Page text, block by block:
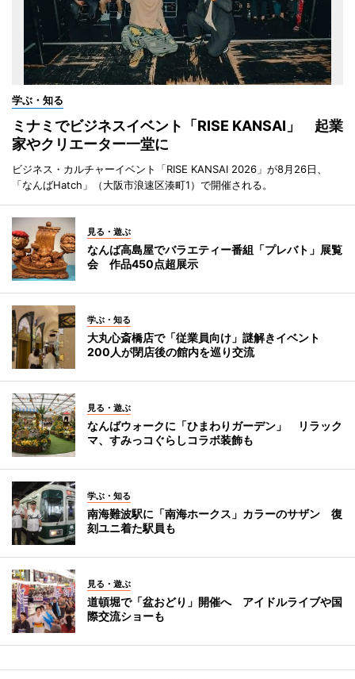
学ぶ・知る
ミナミでビジネスイベント「RISE KANSAI」 起業
家やクリエーター一堂に
ビジネス・カルチャーイベント「RISE KANSAI 2026」が8月26日、
「なんばHatch」（大阪市浪速区湊町1）で開催される。
見る・遊ぶ
なんば高島屋でバラエティー番組「プレバト」展覧
会 作品450点超展示
学ぶ・知る
大丸心斎橋店で「従業員向け」謎解きイベント
200人が閉店後の館内を巡り交流
見る・遊ぶ
なんばウォークに「ひまわりガーデン」 リラック
マ、すみっコぐらしコラボ装飾も
学ぶ・知る
南海難波駅に「南海ホークス」カラーのサザン 復
刻ユニ着た駅員も
見る・遊ぶ
道頓堀で「盆おどり」開催へ アイドルライブや国
際交流ショーも